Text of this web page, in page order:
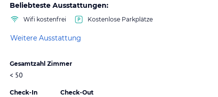
Beliebteste Ausstattungen:
Wifi kostenfrei Kostenlose Parkplätze
Weitere Ausstattung
Gesamtzahl Zimmer
< 50
Check-In Check-Out